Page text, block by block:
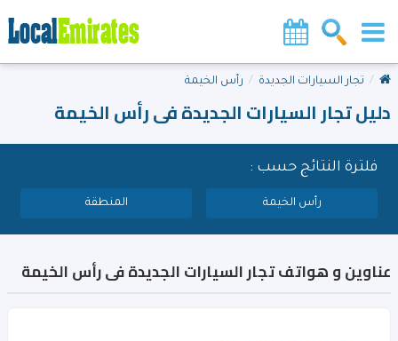
تجار السيارات الجديدة رأس الخيمة
دليل تجار السيارات الجديدة فى رأس الخيمة
فلترة النتائج حسب :
رأس الخيمة المنطقة
عناوين و هواتف تجار السيارات الجديدة فى رأس الخيمة